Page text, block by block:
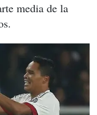
media de la